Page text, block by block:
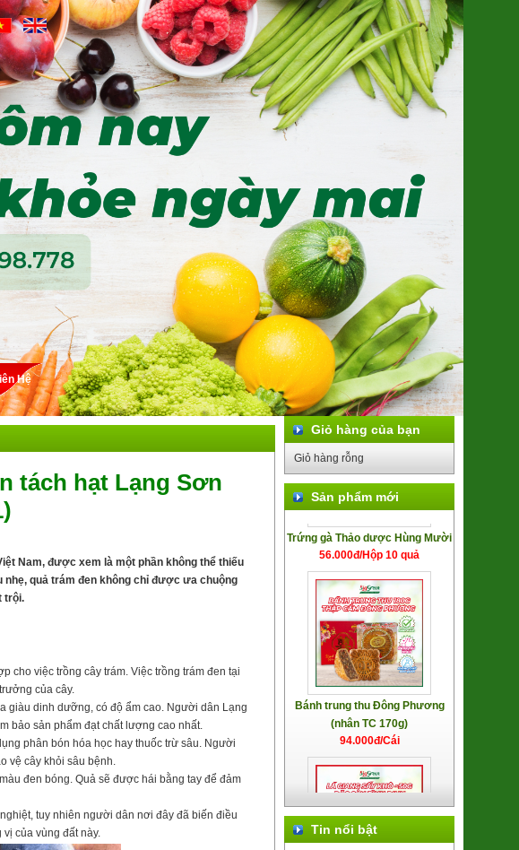
Hệ
tách hạt Lạng Sơn
Nam, được xem là một phần không thể thiếu
quả trám đen không chỉ được ưa chuộng
trội.
cho việc trồng cây trám. Việc trồng trám đen tại
của cây.
giàu dinh dưỡng, có độ ẩm cao. Người dân Lạng
bảo sản phẩm đạt chất lượng cao nhất.
phân bón hóa học hay thuốc trừ sâu. Người
vệ cây khỏi sâu bệnh.
đen bóng. Quả sẽ được hái bằng tay để đảm
tuy nhiên người dân nơi đây đã biến điều
của vùng đất này.
Giỏ hàng của bạn
Giỏ hàng rỗng
Sản phẩm mới
Khoai Lang Mật Đà Lạt Xuất khẩu
(SP001318)
7.500đ/100g
Trứng gà Thảo dược Hùng Mười
56.000đ/Hộp 10 quả
Bánh trung thu Đông Phương
(nhân TC 170g)
94.000đ/Cái
Tin nổi bật